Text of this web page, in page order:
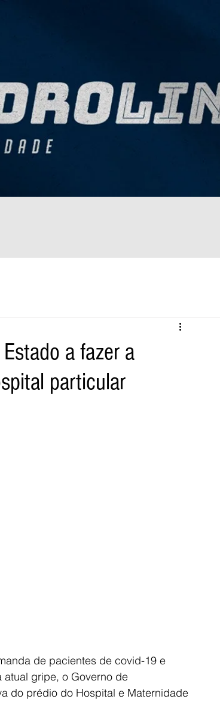
a fazer a
particular
de pacientes de covid-19 e
atual gripe, o Governo de
do prédio do Hospital e Maternidade